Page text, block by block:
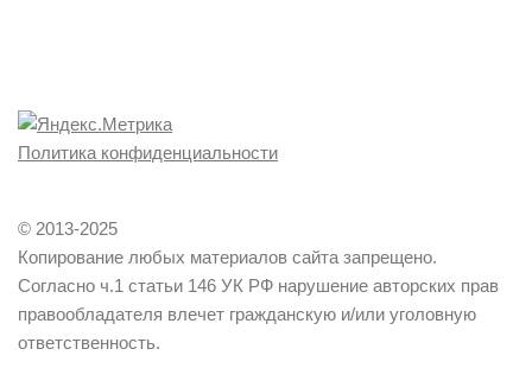
Политика конфиденциальности
© 2013-2025
Копирование любых материалов сайта запрещено.
Согласно ч.1 статьи 146 УК РФ нарушение авторских прав
правообладателя влечет гражданскую и/или уголовную
ответственность.